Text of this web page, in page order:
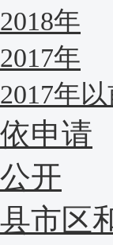
2018年
2017年
2017年
依申请
公开
县市区